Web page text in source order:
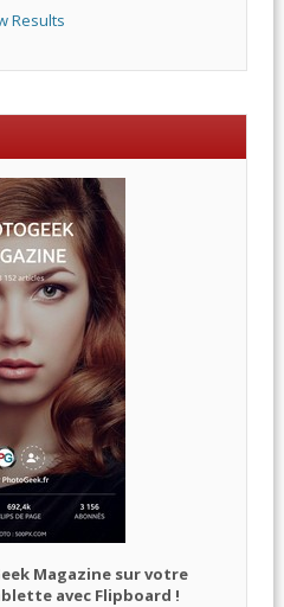
Results
Magazine sur votre
avec Flipboard !